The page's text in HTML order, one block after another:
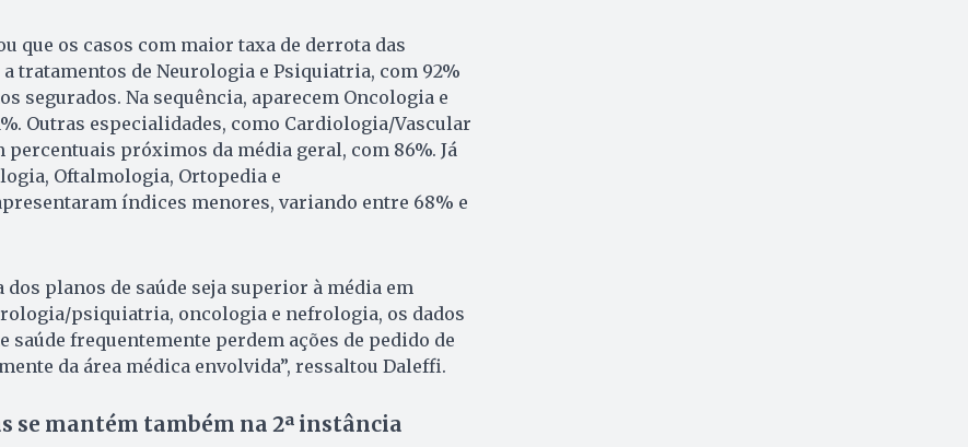
que os casos com maior taxa de derrota das
tratamentos de Neurologia e Psiquiatria, com 92%
segurados. Na sequência, aparecem Oncologia e
Outras especialidades, como Cardiologia/Vascular
próximos da média geral, com 86%. Já
Oftalmologia, Ortopedia e
índices menores, variando entre 68% e
dos planos de saúde seja superior à média em
psiquiatria, oncologia e nefrologia, os dados
saúde frequentemente perdem ações de pedido de
da área médica envolvida”, ressaltou Daleffi.
se mantém também na 2ª instância